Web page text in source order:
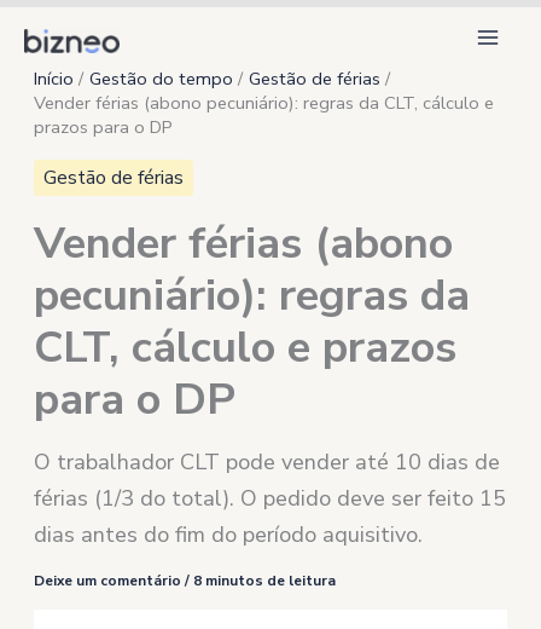
para
conteúdo
Início Gestão do tempo
Gestão de férias
Vender férias (abono pecuniário): regras da CLT, cálculo e
prazos para o DP
Gestão de férias
Vender férias (abono
pecuniário): regras da
CLT, cálculo e prazos
para o DP
O trabalhador CLT pode vender até 10 dias de
férias (1/3 do total). O pedido deve ser feito 15
dias antes do fim do período aquisitivo.
Deixe um comentário / 8 minutos de leitura